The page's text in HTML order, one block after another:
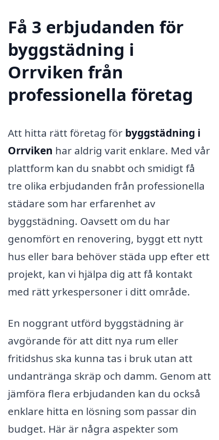
Få 3 erbjudanden för
byggstädning i
Orrviken från
professionella företag
Att hitta rätt företag för byggstädning i
Orrviken har aldrig varit enklare. Med vår
plattform kan du snabbt och smidigt få
tre olika erbjudanden från professionella
städare som har erfarenhet av
byggstädning. Oavsett om du har
genomfört en renovering, byggt ett nytt
hus eller bara behöver städa upp efter ett
projekt, kan vi hjälpa dig att få kontakt
med rätt yrkespersoner i ditt område.
En noggrant utförd byggstädning är
avgörande för att ditt nya rum eller
fritidshus ska kunna tas i bruk utan att
undantränga skräp och damm. Genom att
jämföra flera erbjudanden kan du också
enklare hitta en lösning som passar din
budget. Här är några aspekter som